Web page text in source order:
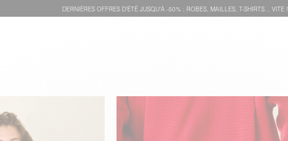
DERNIÈRES OFFRES D'ÉTÊ JUSQU'À -50% : ROBES, MAILLES, T-SHIRTS... VITE !